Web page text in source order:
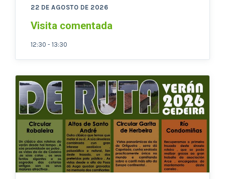
22 DE AGOSTO DE 2026
Visita comentada
12:30 - 13:30